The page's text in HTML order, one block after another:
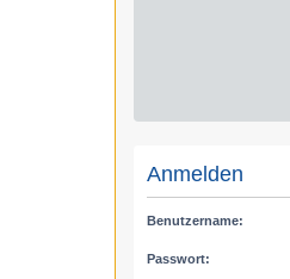
Anmelden
Benutzername:
Passwort: